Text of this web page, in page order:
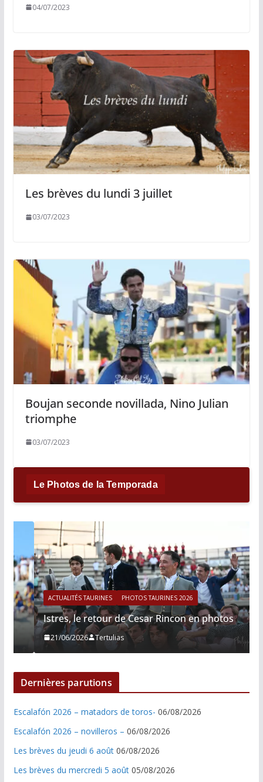
04/07/2023
Les brèves du lundi 3 juillet
03/07/2023
Boujan seconde novillada, Nino Julian
triomphe
03/07/2023
Le Photos de la Temporada
ACTUALITÉS TAURINES PHOTOS TAURINES 2026
Istres, le retour de Cesar Rincon en photos
21/06/2026 Tertulias
Dernières parutions
Escalafón 2026 – matadors de toros- 06/08/2026
Escalafón 2026 – novilleros – 06/08/2026
Les brèves du jeudi 6 août 06/08/2026
Les brèves du mercredi 5 août 05/08/2026